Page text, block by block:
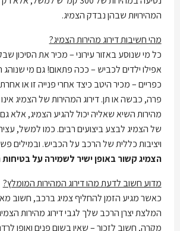
המהירויות שבהן נבדק הצמיג.
מהי חשיבות דירוג מהירות הצמיג?
כל מי שנוסע באזור עירוני – מכיר את הסיכון
אפילו ילדים לכביש – ככה פתאום! גם מי שנוהג
כפריים – מכיר היטב כיצד אחרי פנייה זו או
פרה, כבשה או תן. דירוג המהירות של הצמיג
מהירות השיא שאליה יכול להגיע הצמיג, אלא
של הצמיג לבצע ביצועים רבים. כמו למשל,
ויציבות כללית של הרכב על הכביש. ובמילים
הצמיג קשור באופן ישיר לשמירה על
מדוע חשוב לדעת מהו דירוג המהירות המומלץ?
כאשר מגיע הזמן להחליף צמיג ברכב, חשוב
המלצת יצרן הרכב שלך לגבי דירוג מהירות
מקרה, חשוב לזכור – שאין בשום פנים ואופן